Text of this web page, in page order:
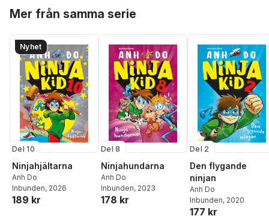
Mer från samma serie
Nyhet
Del 10
Ninjahjältarna
Anh Do
Inbunden, 2026
189 kr
Del 8
Ninjahundarna
Anh Do
Inbunden, 2023
178 kr
Del 2
Den flygande
ninjan
Anh Do
Inbunden, 2020
177 kr